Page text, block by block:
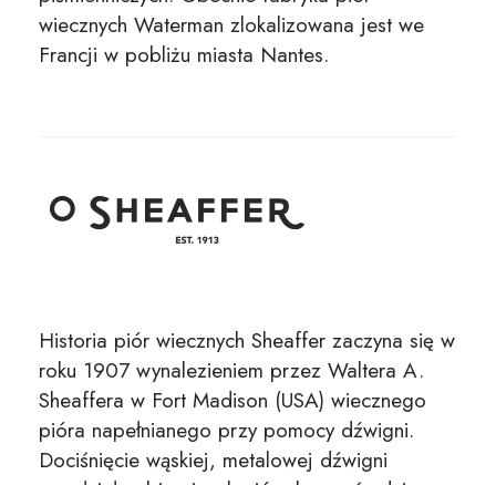
wiecznych Waterman zlokalizowana jest we
Francji w pobliżu miasta Nantes.
Historia piór wiecznych Sheaffer zaczyna się w
roku 1907 wynalezieniem przez Waltera A.
Sheaffera w Fort Madison (USA) wiecznego
pióra napełnianego przy pomocy dźwigni.
Dociśnięcie wąskiej, metalowej dźwigni